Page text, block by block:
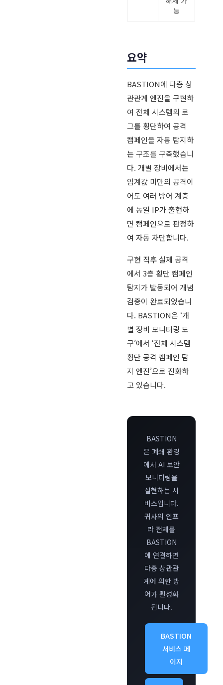
능
요약
BASTION에 다층 상
관관계 엔진을 구현하
여 전체 시스템의 로
그를 횡단하여 공격
캠페인을 자동 탐지하
는 구조를 구축했습니
다. 개별 장비에서는
임계값 미만의 공격이
어도 여러 방어 계층
에 동일 IP가 출현하
면 캠페인으로 판정하
여 자동 차단합니다.
구현 직후 실제 공격
에서 3층 횡단 캠페인
탐지가 발동되어 개념
검증이 완료되었습니
다. BASTION은 ‘개
별 장비 모니터링 도
구’에서 ‘전체 시스템
횡단 공격 캠페인 탐
지 엔진’으로 진화하
고 있습니다.
BASTION
은 폐쇄 환경
에서 AI 보안
모니터링을
실현하는 서
비스입니다.
귀사의 인프
라 전체를
BASTION
에 연결하면
다층 상관관
계에 의한 방
어가 활성화
됩니다.
BASTION
서비스 페
이지